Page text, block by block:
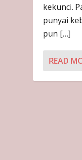
kekunci.
punyai
pun […]
READ